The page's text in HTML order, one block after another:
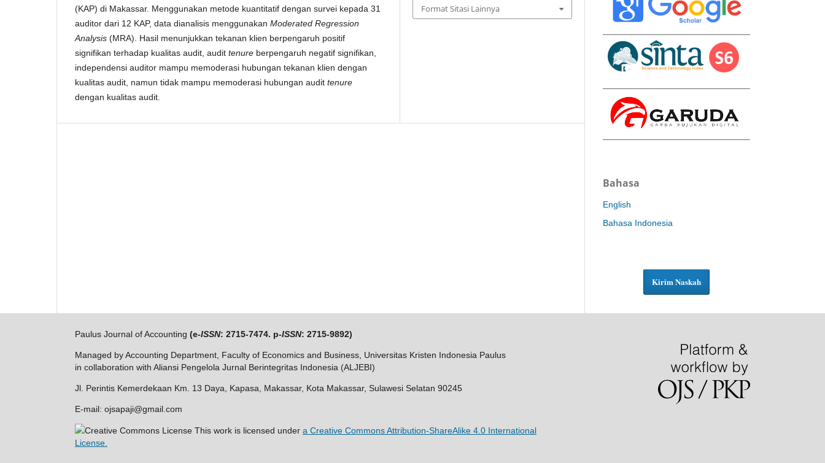
(KAP) di Makassar. Menggunakan metode kuantitatif dengan survei kepada 31
auditor dari 12 KAP, data dianalisis menggunakan Moderated Regression
Analysis (MRA). Hasil menunjukkan tekanan klien berpengaruh positif
signifikan terhadap kualitas audit, audit tenure berpengaruh negatif signifikan,
independensi auditor mampu memoderasi hubungan tekanan klien dengan
kualitas audit, namun tidak mampu memoderasi hubungan audit tenure
dengan kualitas audit.
Format Sitasi Lainnya
Bahasa
English
Bahasa Indonesia
Kirim Naskah
Paulus Journal of Accounting (e-ISSN: 2715-7474. p-ISSN: 2715-9892)
Managed by Accounting Department, Faculty of Economics and Business, Universitas Kristen Indonesia Paulus
in collaboration with Aliansi Pengelola Jurnal Berintegritas Indonesia (ALJEBI)
Jl. Perintis Kemerdekaan Km. 13 Daya, Kapasa, Makassar, Kota Makassar, Sulawesi Selatan 90245
E-mail: ojsapaji@gmail.com
Creative Commons License This work is licensed under a Creative Commons Attribution-ShareAlike 4.0 International
License.